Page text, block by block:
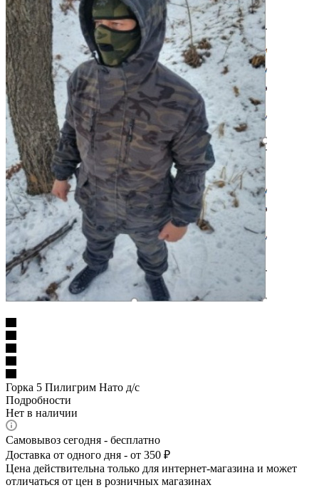
Горка 5 Пилигрим Нато д/с
Подробности
Нет в наличии
Самовывоз сегодня - бесплатно
Доставка от одного дня - от 350 ₽
Цена действительна только для интернет-магазина и может
отличаться от цен в розничных магазинах